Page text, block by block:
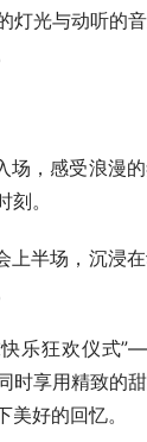
灯光与动听的
场，感受浪漫
。
上半场，沉浸
快乐狂欢仪式
时享用精致的
美好的回忆。